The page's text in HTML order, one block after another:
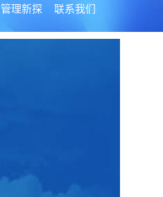
管理新探 联系我们